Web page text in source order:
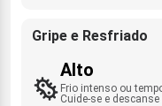
Gripe e Resfriado
Alto
Frio intenso ou
Cuide-se e descanse